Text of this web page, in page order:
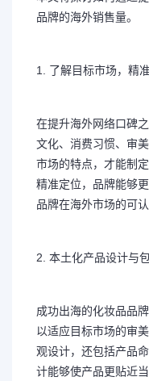
品牌的海外销售量。
1. 了解目标市场，精
在提升海外网络口碑
文化、消费习惯、审
市场的特点，才能制
精准定位，品牌能够
品牌在海外市场的可认
2. 本土化产品设计与
成功出海的化妆品品
以适应目标市场的审
观设计，还包括产品
计能够使产品更贴近